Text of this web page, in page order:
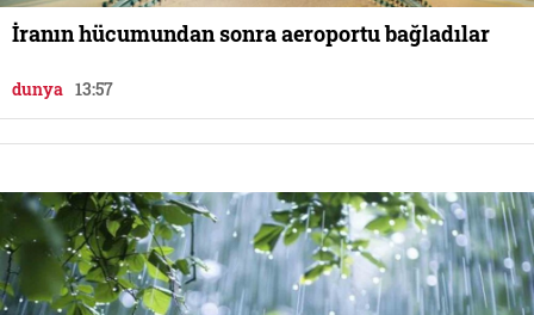
İranın hücumundan sonra aeroportu bağladılar
dunya 13:57